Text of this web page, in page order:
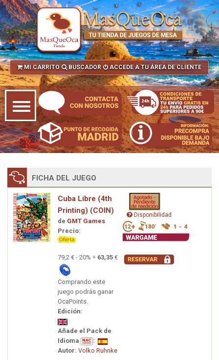
MI CARRITO BUSCADOR ACCEDE A TU ÁREA DE CLIENTE
FICHA DEL JUEGO
Cuba Libre (4th
Printing) (COIN)
de GMT Games
Precio:
79,2 € - 20% = 63,35 €
Comprando este
juego podrás ganar
OcaPoints.
Edición:
Añade el Pack de
Idioma
:
Autor: Volko Ruhnke
Disponibilidad